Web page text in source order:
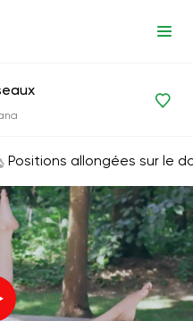
allongées sur le dos
Positions allongées sur le